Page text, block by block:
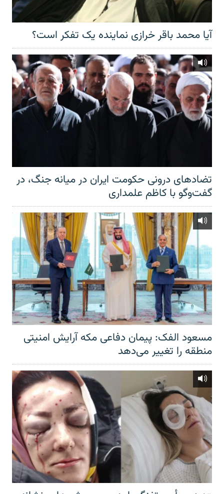
آیا محمد باقر خرازی نماینده یک تفکر است؟
تضادهای درونی حکومت ایران در میانه جنگ، در
گفت‌‌وگو با کاظم علمداری
مسعود الفک: پیمان دفاعی مکه آرایش امنیتی
منطقه را تغییر می‌دهد